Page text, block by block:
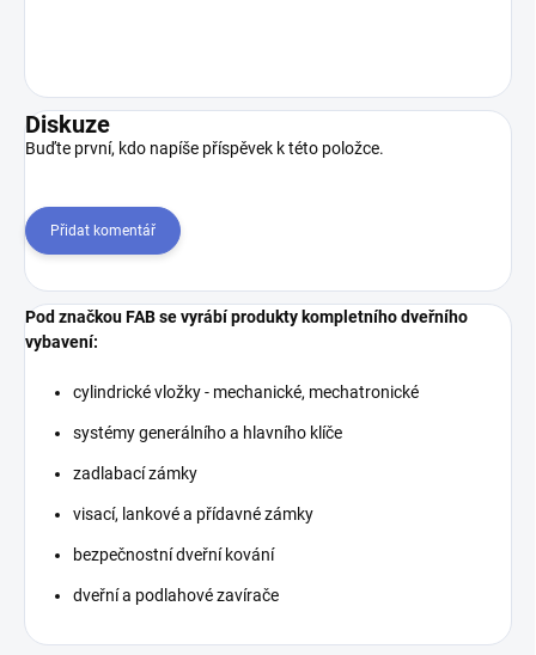
Diskuze
Buďte první, kdo napíše příspěvek k této položce.
Přidat komentář
Pod značkou FAB se vyrábí produkty kompletního dveřního
vybavení:
cylindrické vložky - mechanické, mechatronické
systémy generálního a hlavního klíče
zadlabací zámky
visací, lankové a přídavné zámky
bezpečnostní dveřní kování
dveřní a podlahové zavírače